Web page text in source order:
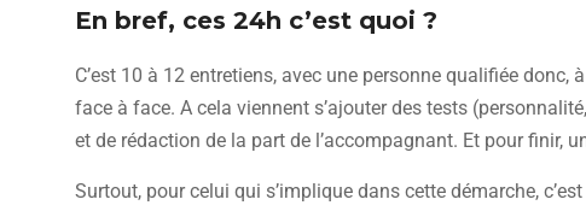
En bref, ces 24h c’est quoi ?
C’est 10 à 12 entretiens, avec une personne qualifiée
face à face. A cela viennent s’ajouter des tests
et de rédaction de la part de l’accompagnant. Et pour finir,
Surtout, pour celui qui s’implique dans cette démarche,